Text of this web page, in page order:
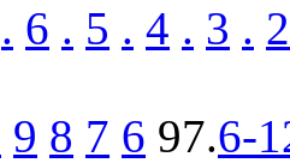
. 6 . 5 . 4 . 3 . 2
9 8 7 6 97.6-